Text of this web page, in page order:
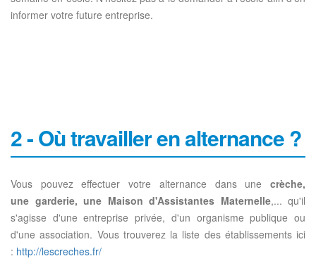
informer votre future entreprise.
2 - Où travailler en alternance ?
Vous pouvez effectuer votre alternance dans une crèche,
une garderie, une Maison d'Assistantes Maternelle,... qu'il
s'agisse d'une entreprise privée, d'un organisme publique ou
d'une association. Vous trouverez la liste des établissements ici
: http://lescreches.fr/